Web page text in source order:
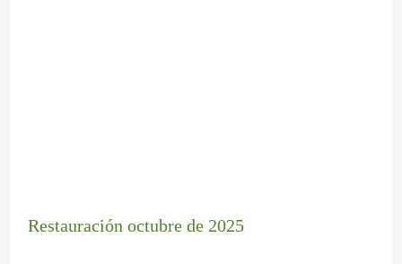
Restauración octubre de 2025